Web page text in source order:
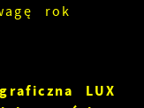
rok
LUX